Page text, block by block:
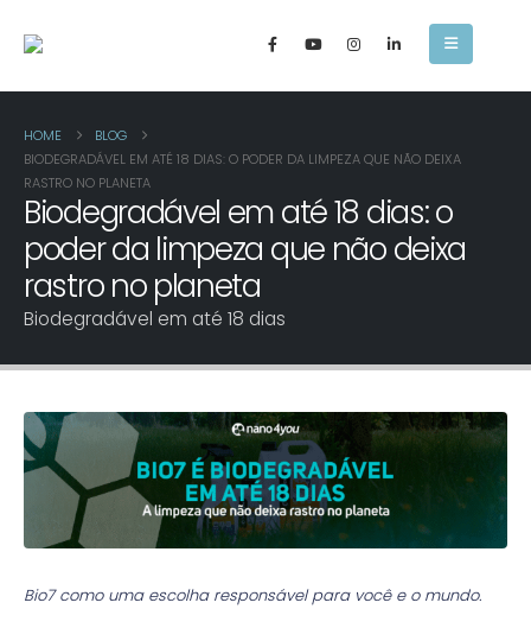
HOME
BLOG
BIODEGRADÁVEL EM ATÉ 18 DIAS: O PODER DA LIMPEZA QUE NÃO DEIXA
RASTRO NO PLANETA
Biodegradável em até 18 dias: o
poder da limpeza que não deixa
rastro no planeta
Biodegradável em até 18 dias
Bio7 como uma escolha responsável para você e o mundo.